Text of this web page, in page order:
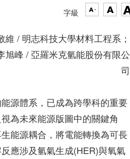
字級
維 / 明志科技大學材料工程系；
旭峰 / 亞羅米克氫能股份有限公
司
源體系，已成為跨學科的重要
為未來能源版圖中的關鍵角
能源耦合，將電能轉換為可長
應涉及氫氣生成(HER)與氧氣